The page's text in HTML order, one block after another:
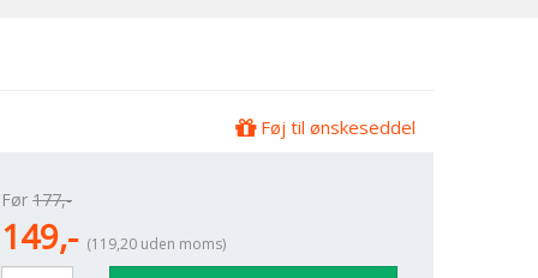
Føj til ønskeseddel
Før 177,-
149,- (119,20 uden moms)